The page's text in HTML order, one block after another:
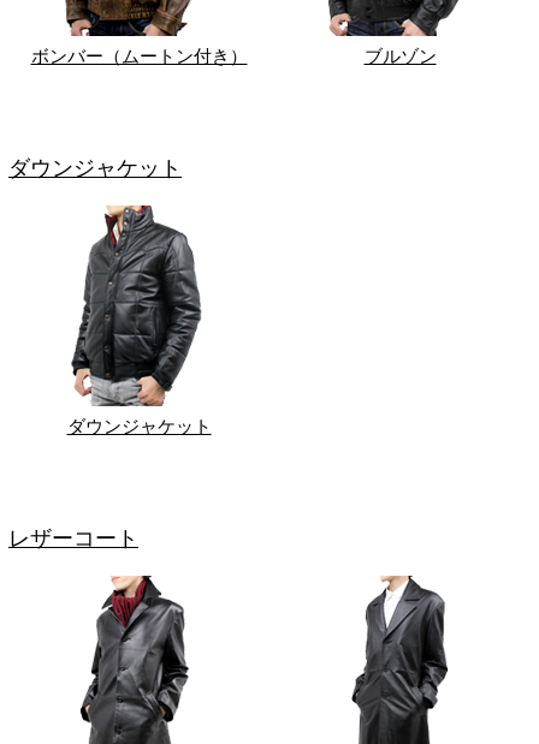
ボンバー（ムートン付き） ブルゾン
ダウンジャケット
ダウンジャケット
レザーコート